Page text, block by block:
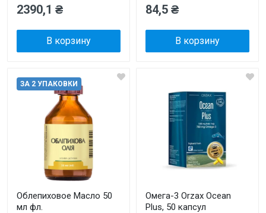
2390,1 ₴
В корзину
84,5 ₴
В корзину
ЗА 2 УПАКОВКИ
Облепиховое Масло 50
мл фл.
Омега-3 Orzax Ocean
Plus, 50 капсул